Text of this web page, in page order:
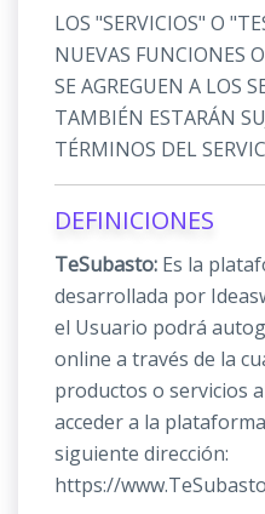
LOS "SERVICIOS" O
NUEVAS FUNCIONES
SE AGREGUEN A LOS
TAMBIÉN ESTARÁN
TÉRMINOS DEL
DEFINICIONES
TeSubasto: Es la
desarrollada por
el Usuario podrá
online a través de la
productos o servicios
acceder a la
siguiente dirección:
https://